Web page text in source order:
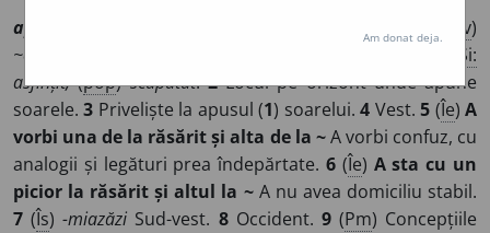
ap înv)
~e, ~uri
Si:
asfințit,(pop)scăpătat.2Locul pe orizont unde apune
soarele.3 Priveliște la apusul (1) soarelui.4 Vest.5 (Îe)A
vorbi una de la răsărit și alta de la ~A vorbi confuz, cu
analogii și legături prea îndepărtate. 6 (Îe) A sta cu un
picior la răsărit și altul la ~A nu avea domiciliu stabil.
7 (Îs)-miazăzi Sud-vest. 8Occident. 9(Pm) Concepțiile
Am donat deja.